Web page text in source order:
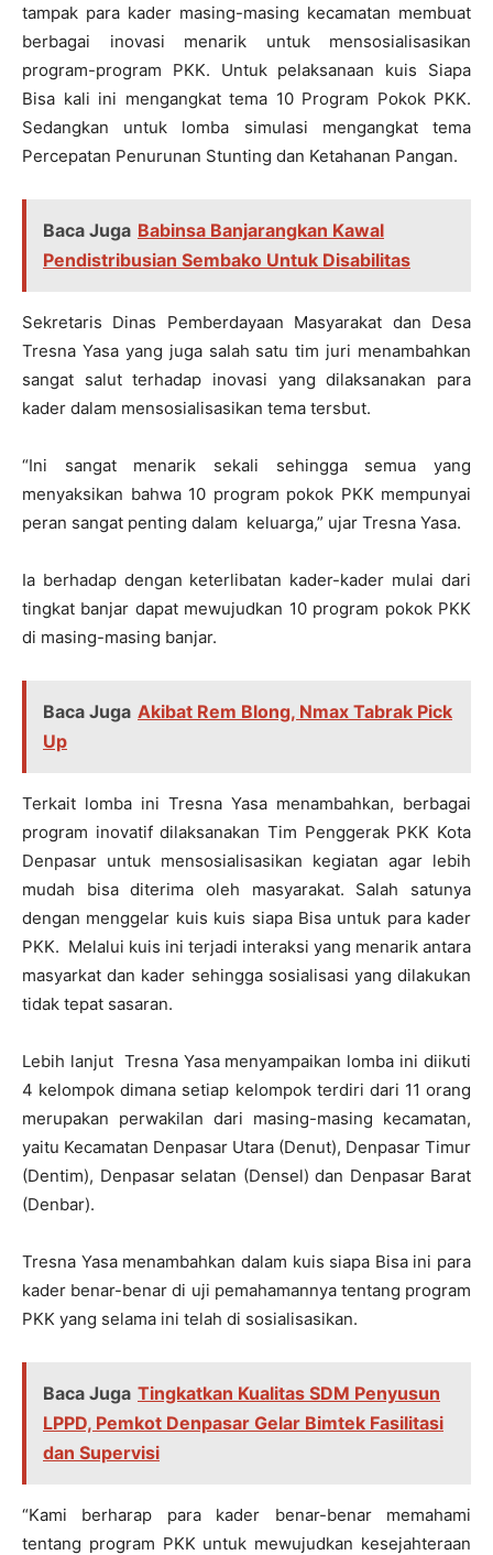
tampak para kader masing-masing kecamatan membuat
berbagai inovasi menarik untuk mensosialisasikan
program-program PKK. Untuk pelaksanaan kuis Siapa
Bisa kali ini mengangkat tema 10 Program Pokok PKK.
Sedangkan untuk lomba simulasi mengangkat tema
Percepatan Penurunan Stunting dan Ketahanan Pangan.
Baca Juga Babinsa Banjarangkan Kawal
Pendistribusian Sembako Untuk Disabilitas
Sekretaris Dinas Pemberdayaan Masyarakat dan Desa
Tresna Yasa yang juga salah satu tim juri menambahkan
sangat salut terhadap inovasi yang dilaksanakan para
kader dalam mensosialisasikan tema tersbut.
“Ini sangat menarik sekali sehingga semua yang
menyaksikan bahwa 10 program pokok PKK mempunyai
peran sangat penting dalam keluarga,” ujar Tresna Yasa.
Ia berhadap dengan keterlibatan kader-kader mulai dari
tingkat banjar dapat mewujudkan 10 program pokok PKK
di masing-masing banjar.
Baca Juga Akibat Rem Blong, Nmax Tabrak Pick
Up
Terkait lomba ini Tresna Yasa menambahkan, berbagai
program inovatif dilaksanakan Tim Penggerak PKK Kota
Denpasar untuk mensosialisasikan kegiatan agar lebih
mudah bisa diterima oleh masyarakat. Salah satunya
dengan menggelar kuis kuis siapa Bisa untuk para kader
PKK. Melalui kuis ini terjadi interaksi yang menarik antara
masyarkat dan kader sehingga sosialisasi yang dilakukan
tidak tepat sasaran.
Lebih lanjut Tresna Yasa menyampaikan lomba ini diikuti
4 kelompok dimana setiap kelompok terdiri dari 11 orang
merupakan perwakilan dari masing-masing kecamatan,
yaitu Kecamatan Denpasar Utara (Denut), Denpasar Timur
(Dentim), Denpasar selatan (Densel) dan Denpasar Barat
(Denbar).
Tresna Yasa menambahkan dalam kuis siapa Bisa ini para
kader benar-benar di uji pemahamannya tentang program
PKK yang selama ini telah di sosialisasikan.
Baca Juga Tingkatkan Kualitas SDM Penyusun
LPPD, Pemkot Denpasar Gelar Bimtek Fasilitasi
dan Supervisi
“Kami berharap para kader benar-benar memahami
tentang program PKK untuk mewujudkan kesejahteraan